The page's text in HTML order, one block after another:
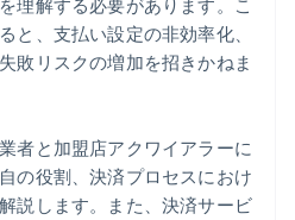
理解する必要があります。こ
と、支払い設定の非効率化、
敗リスクの増加を招きかねま
者と加盟店アクワイアラーに
の役割、決済プロセスにおけ
説します。また、決済サービ